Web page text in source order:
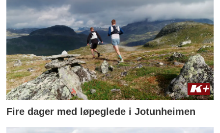
Fire dager med løpeglede i Jotunheimen